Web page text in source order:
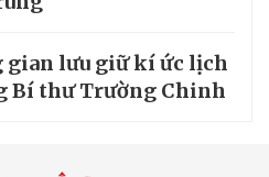
gian lưu giữ kí ức lịch
Bí thư Trường Chinh